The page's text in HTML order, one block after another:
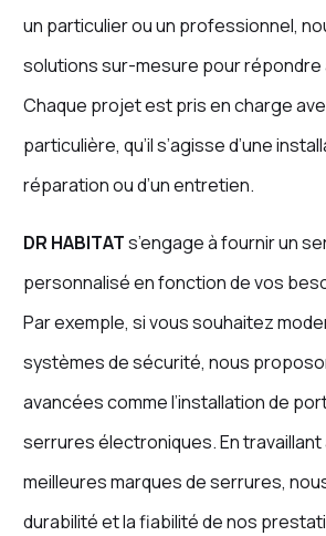
un particulier ou un professionnel,
solutions sur-mesure pour
Chaque projet est pris en charge
particulière, qu’il s’agisse d’une
réparation ou d’un entretien.
DR HABITATs’engage à fournir un
personnalisé en fonction de vos
Par exemple, si vous souhaitez
systèmes de sécurité, nous
avancées comme l’installation de
serrures électroniques. En travaillant
meilleures marques de serrures,
durabilité et la fiabilité de nos